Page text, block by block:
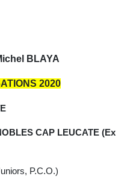
BLAYA
2020
CAP LEUCATE (Ex
P.C.O.)